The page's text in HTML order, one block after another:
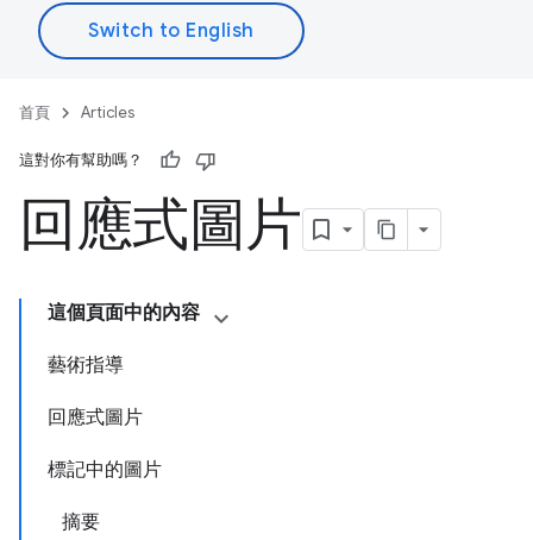
首頁 Articles
這對你有幫助嗎？
回應式圖片
這個頁面中的內容
藝術指導
回應式圖片
標記中的圖片
摘要